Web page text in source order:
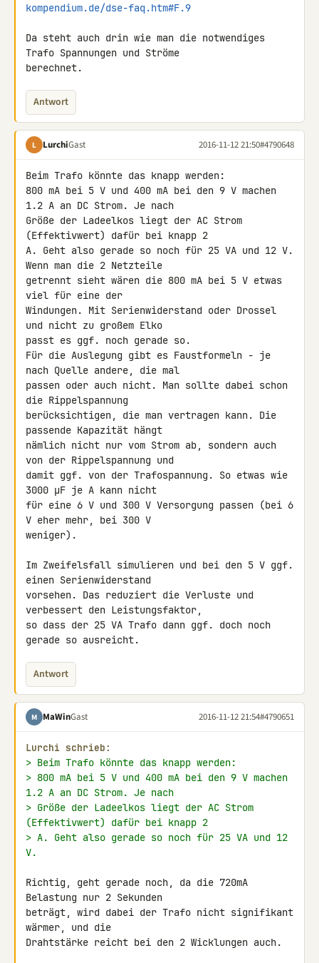
kompendium.de/dse-faq.htm#F.9
Da steht auch drin wie man die notwendiges
Trafo Spannungen und Ströme
berechnet.
Antwort
L LurchiGast 2016-11-12 21:50#4790648
Beim Trafo könnte das knapp werden:
800 mA bei 5 V und 400 mA bei den 9 V machen
1.2 A an DC Strom. Je nach
Größe der Ladeelkos liegt der AC Strom
(Effektivwert) dafür bei knapp 2
A. Geht also gerade so noch für 25 VA und 12 V.
Wenn man die 2 Netzteile
getrennt sieht wären die 800 mA bei 5 V etwas
viel für eine der
Windungen. Mit Serienwiderstand oder Drossel
und nicht zu großem Elko
passt es ggf. noch gerade so.
Für die Auslegung gibt es Faustformeln - je
nach Quelle andere, die mal
passen oder auch nicht. Man sollte dabei schon
die Rippelspannung
berücksichtigen, die man vertragen kann. Die
passende Kapazität hängt
nämlich nicht nur vom Strom ab, sondern auch
von der Rippelspannung und
damit ggf. von der Trafospannung. So etwas wie
3000 µF je A kann nicht
für eine 6 V und 300 V Versorgung passen (bei 6
V eher mehr, bei 300 V
weniger).
Im Zweifelsfall simulieren und bei den 5 V ggf.
einen Serienwiderstand
vorsehen. Das reduziert die Verluste und
verbessert den Leistungsfaktor,
so dass der 25 VA Trafo dann ggf. doch noch
gerade so ausreicht.
Antwort
M MaWinGast 2016-11-12 21:54#4790651
Lurchi schrieb:
> Beim Trafo könnte das knapp werden:
> 800 mA bei 5 V und 400 mA bei den 9 V machen
1.2 A an DC Strom. Je nach
> Größe der Ladeelkos liegt der AC Strom
(Effektivwert) dafür bei knapp 2
> A. Geht also gerade so noch für 25 VA und 12
V.
Richtig, geht gerade noch, da die 720mA
Belastung nur 2 Sekunden
beträgt, wird dabei der Trafo nicht signifikant
wärmer, und die
Drahtstärke reicht bei den 2 Wicklungen auch.